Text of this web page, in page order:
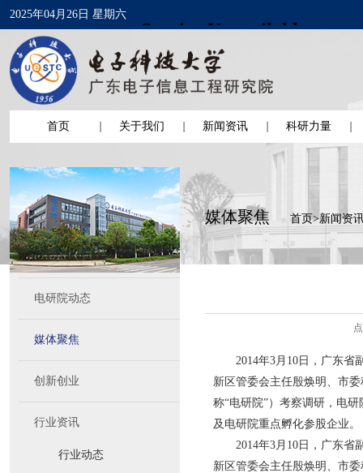
2025年04月26日 星期六
首页 关于我们 新闻资讯 科研力量
电研院动态
媒体聚焦
创新创业
行业资讯
行业动态
媒体聚焦 首页>新闻资
2014年3月10日，广东
新区管委会主任殷焕明、市
称“电研院”）考察调研，电
及电研院重点孵化参股企业。
2014年3月10日，广东
新区管委会主任殷焕明、市